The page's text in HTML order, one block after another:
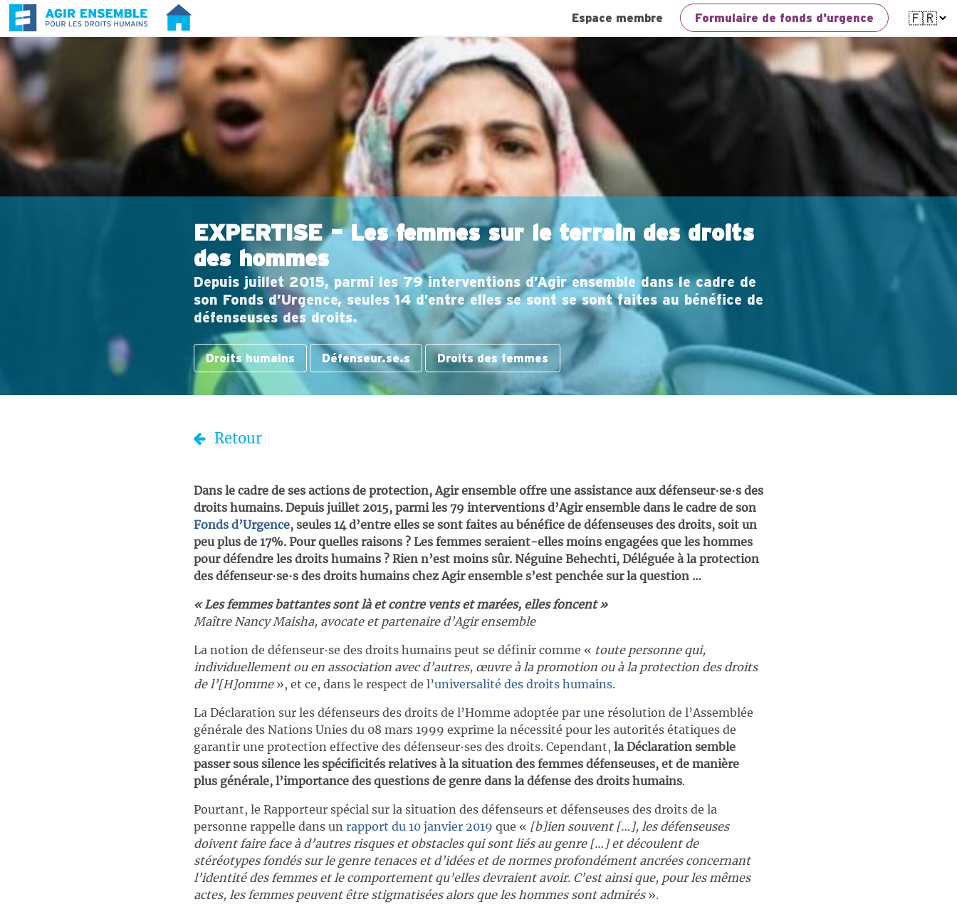
Espace membre Formulaire de fonds d'urgence
EXPERTISE – Les femmes sur le terrain des droits
des hommes
Depuis juillet 2015, parmi les 79 interventions d’Agir ensemble dans le cadre de
son Fonds d’Urgence, seules 14 d’entre elles se sont se sont faites au bénéfice de
défenseuses des droits.
Droits humains Défenseur.se.s Droits des femmes
Retour
Dans le cadre de ses actions de protection, Agir ensemble offre une assistance aux défenseur∙se∙s des
droits humains. Depuis juillet 2015, parmi les 79 interventions d’Agir ensemble dans le cadre de son
Fonds d’Urgence, seules 14 d’entre elles se sont faites au bénéfice de défenseuses des droits, soit un
peu plus de 17%. Pour quelles raisons ? Les femmes seraient-elles moins engagées que les hommes
pour défendre les droits humains ? Rien n’est moins sûr. Néguine Behechti, Déléguée à la protection
des défenseur∙se∙s des droits humains chez Agir ensemble s’est penchée sur la question …
« Les femmes battantes sont là et contre vents et marées, elles foncent »
Maître Nancy Maisha, avocate et partenaire d’Agir ensemble
La notion de défenseur∙se des droits humains peut se définir comme « toute personne qui,
individuellement ou en association avec d’autres, œuvre à la promotion ou à la protection des droits
de l’[H]omme», et ce, dans le respect de l’universalité des droits humains.
La Déclaration sur les défenseurs des droits de l’Homme adoptée par une résolution de l’Assemblée
générale des Nations Unies du 08 mars 1999 exprime la nécessité pour les autorités étatiques de
garantir une protection effective des défenseur∙ses des droits. Cependant, la Déclaration semble
passer sous silence les spécificités relatives à la situation des femmes défenseuses, et de manière
plus générale, l’importance des questions de genre dans la défense des droits humains.
Pourtant, le Rapporteur spécial sur la situation des défenseurs et défenseuses des droits de la
personne rappelle dans un rapport du 10 janvier 2019 que « [b]ien souvent […], les défenseuses
doivent faire face à d’autres risques et obstacles qui sont liés au genre […] et découlent de
stéréotypes fondés sur le genre tenaces et d’idées et de normes profondément ancrées concernant
l’identité des femmes et le comportement qu’elles devraient avoir. C’est ainsi que, pour les mêmes
actes, les femmes peuvent être stigmatisées alors que les hommes sont admirés ».